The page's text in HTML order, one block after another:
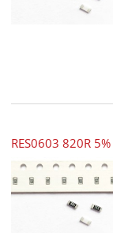
RES0603 820R 5%